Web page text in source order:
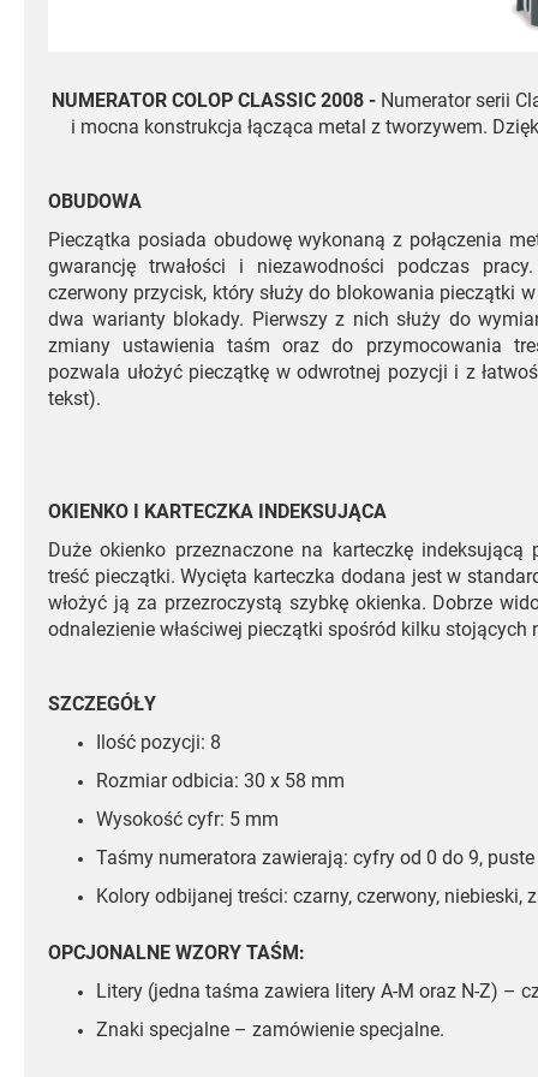
NUMERATOR COLOP CLASSIC 2008 - Numerator serii
i mocna konstrukcja łącząca metal z tworzywem.
OBUDOWA
Pieczątka posiada obudowę wykonaną z połączenia
gwarancję trwałości i niezawodności podczas
czerwony przycisk, który służy do blokowania pieczątki
dwa warianty blokady. Pierwszy z nich służy do
zmiany ustawienia taśm oraz do przymocowania
pozwala ułożyć pieczątkę w odwrotnej pozycji i z
tekst).
OKIENKO I KARTECZKA INDEKSUJĄCA
Duże okienko przeznaczone na karteczkę indeksującą
treść pieczątki. Wycięta karteczka dodana jest w
włożyć ją za przezroczystą szybkę okienka. Dobrze
odnalezienie właściwej pieczątki spośród kilku stojących
SZCZEGÓŁY
Ilość pozycji: 8
Rozmiar odbicia: 30 x 58 mm
Wysokość cyfr: 5 mm
Taśmy numeratora zawierają: cyfry od 0 do 9,
Kolory odbijanej treści: czarny, czerwony, niebieski,
OPCJONALNE WZORY TAŚM:
Litery (jedna taśma zawiera litery A-M oraz N-Z) –
Znaki specjalne – zamówienie specjalne.